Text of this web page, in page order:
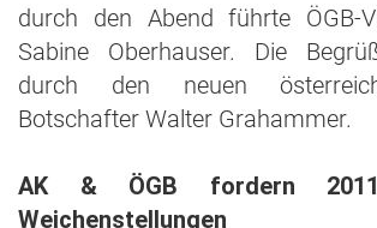
durch den Abend führte ÖGB-
Sabine Oberhauser. Die
durch den neuen
Botschafter Walter Grahammer.
AK & ÖGB fordern
Weichenstellungen